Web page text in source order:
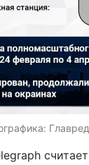
Главред
считает